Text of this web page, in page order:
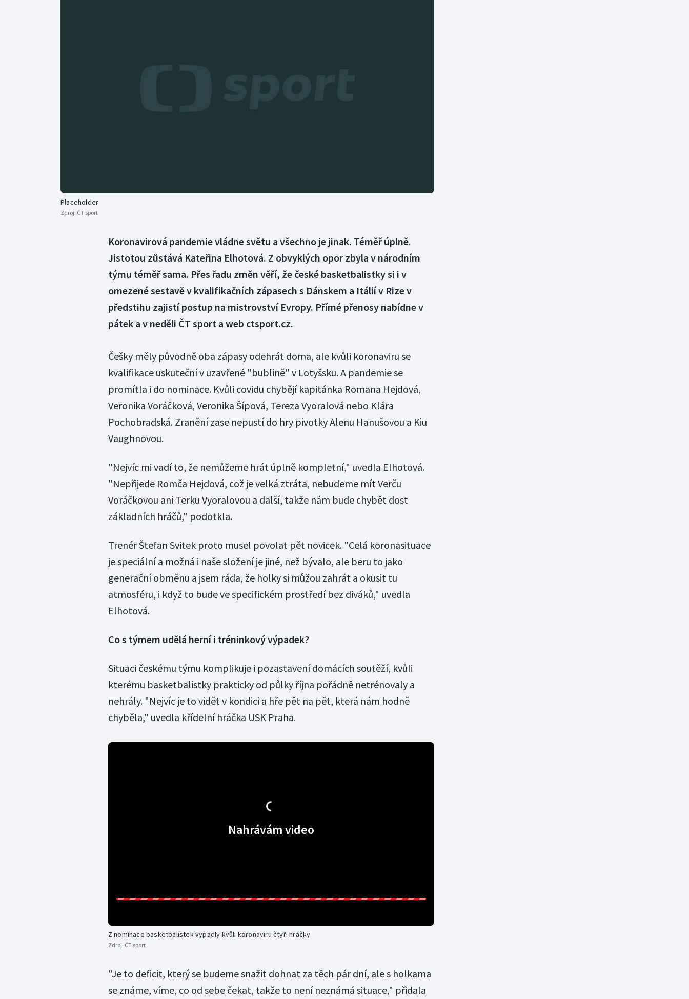
Parasport
Placeholder
Zdroj: ČT sport
Koronavirová pandemie vládne světu a všechno je jinak. Téměř úplně.
Jistotou zůstává Kateřina Elhotová. Z obvyklých opor zbyla v národním
týmu téměř sama. Přes řadu změn věří, že české basketbalistky si i v
omezené sestavě v kvalifikačních zápasech s Dánskem a Itálií v Rize v
předstihu zajistí postup na mistrovství Evropy. Přímé přenosy nabídne v
pátek a v neděli ČT sport a web ctsport.cz.
Češky měly původně oba zápasy odehrát doma, ale kvůli koronaviru se
kvalifikace uskuteční v uzavřené "bublině" v Lotyšsku. A pandemie se
promítla i do nominace. Kvůli covidu chybějí kapitánka Romana Hejdová,
Veronika Voráčková, Veronika Šípová, Tereza Vyoralová nebo Klára
Pochobradská. Zranění zase nepustí do hry pivotky Alenu Hanušovou a Kiu
Vaughnovou.
"Nejvíc mi vadí to, že nemůžeme hrát úplně kompletní," uvedla Elhotová.
"Nepřijede Romča Hejdová, což je velká ztráta, nebudeme mít Verču
Voráčkovou ani Terku Vyoralovou a další, takže nám bude chybět dost
základních hráčů," podotkla.
Trenér Štefan Svitek proto musel povolat pět novicek. "Celá koronasituace
je speciální a možná i naše složení je jiné, než bývalo, ale beru to jako
generační obměnu a jsem ráda, že holky si můžou zahrát a okusit tu
atmosféru, i když to bude ve specifickém prostředí bez diváků," uvedla
Elhotová.
Co s týmem udělá herní i tréninkový výpadek?
Situaci českému týmu komplikuje i pozastavení domácích soutěží, kvůli
kterému basketbalistky prakticky od půlky října pořádně netrénovaly a
nehrály. "Nejvíc je to vidět v kondici a hře pět na pět, která nám hodně
chyběla," uvedla křídelní hráčka USK Praha.
Nahrávám video
Z nominace basketbalistek vypadly kvůli koronaviru čtyři hráčky
Zdroj: ČT sport
"Je to deficit, který se budeme snažit dohnat za těch pár dní, ale s holkama
se známe, víme, co od sebe čekat, takže to není neznámá situace," přidala